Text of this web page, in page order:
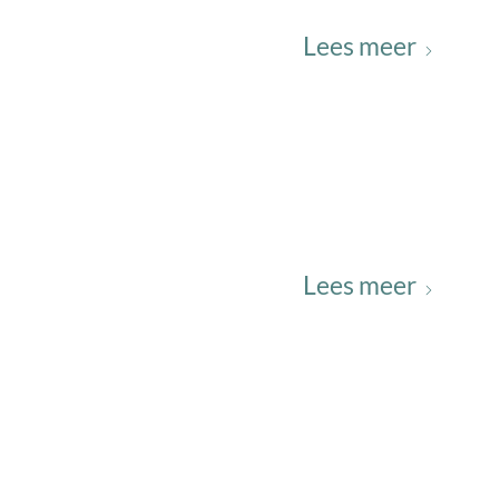
Lees meer
Lees meer